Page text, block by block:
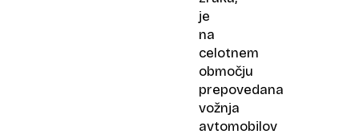
je
na
celotnem
območju
prepovedana
vožnja
avtomobilov